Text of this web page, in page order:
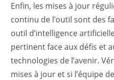
Enfin, les mises à jour
continu de l’outil sont des
outil d’intelligence
pertinent face aux défis et
technologies de l’avenir.
mises à jour et si l’équipe